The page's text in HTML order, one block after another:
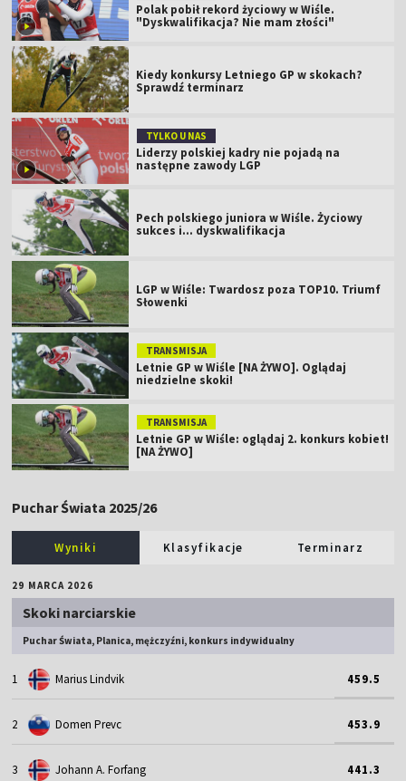
Polak pobił rekord życiowy w Wiśle.
"Dyskwalifikacja? Nie mam złości"
Kiedy konkursy Letniego GP w skokach?
Sprawdź terminarz
TYLKO U NAS
Liderzy polskiej kadry nie pojadą na
następne zawody LGP
Pech polskiego juniora w Wiśle. Życiowy
sukces i... dyskwalifikacja
LGP w Wiśle: Twardosz poza TOP10. Triumf
Słowenki
TRANSMISJA
Letnie GP w Wiśle [NA ŻYWO]. Oglądaj
niedzielne skoki!
TRANSMISJA
Letnie GP w Wiśle: oglądaj 2. konkurs kobiet!
[NA ŻYWO]
Puchar Świata 2025/26
Wyniki Klasyfikacje Terminarz
29 MARCA 2026
Skoki narciarskie
Puchar Świata, Planica, mężczyźni, konkurs indywidualny
1 Marius Lindvik 459.5
2 Domen Prevc 453.9
3 Johann A. Forfang 441.3